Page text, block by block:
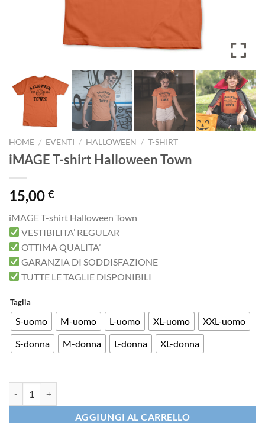
HOME / EVENTI / HALLOWEEN / T-SHIRT
iMAGE T-shirt Halloween Town
15,00 €
iMAGE T-shirt Halloween Town
VESTIBILITA’ REGULAR
OTTIMA QUALITA’
GARANZIA DI SODDISFAZIONE
TUTTE LE TAGLIE DISPONIBILI
Taglia
S-uomo M-uomo L-uomo XL-uomo
XXL-uomo
S-donna
M-donna L-donna XL-donna
AGGIUNGI AL CARRELLO